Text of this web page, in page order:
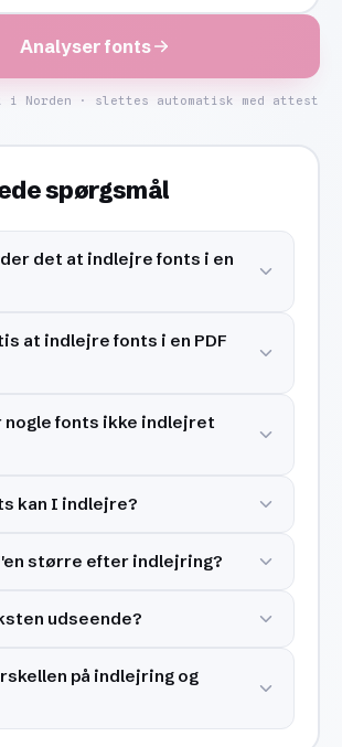
Analyser fonts
i Norden · slettes automatisk med attest
spørgsmål
det at indlejre fonts i en
at indlejre fonts i en PDF
nogle fonts ikke indlejret
kan I indlejre?
større efter indlejring?
udseende?
på indlejring og